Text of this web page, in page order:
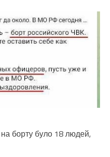
борту було 18 людей,